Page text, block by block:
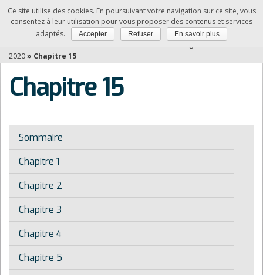
NDRC
Accueil»Relation client à distance et digitalisation -Edition
2020» Chapitre 15
Chapitre 15
Sommaire
Chapitre 1
Chapitre 2
Chapitre 3
Chapitre 4
Chapitre 5
Ce site utilise des cookies. En poursuivant votre navigation sur ce site, vous
consentez à leur utilisation pour vous proposer des contenus et services
adaptés.
Accepter Refuser En savoir plus